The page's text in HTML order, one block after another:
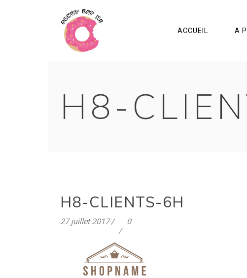
ACCUEIL A
H8-
H8-CLIENTS-6H
27 juillet 2017 0